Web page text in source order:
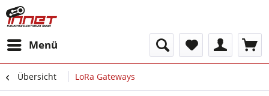
Menü
Übersicht LoRa Gateways